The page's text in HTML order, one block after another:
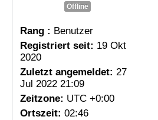
Offline
Rang : Benutzer
Registriert seit: 19 Okt
2020
Zuletzt angemeldet: 27
Jul 2022 21:09
Zeitzone: UTC +0:00
Ortszeit: 02:46